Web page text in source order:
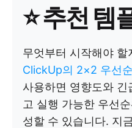
⭐ 추천 템
무엇부터 시작해야 할
ClickUp의 2×2 우선
사용하면 영향도와
고 실행 가능한 우선
성할 수 있습니다. 지